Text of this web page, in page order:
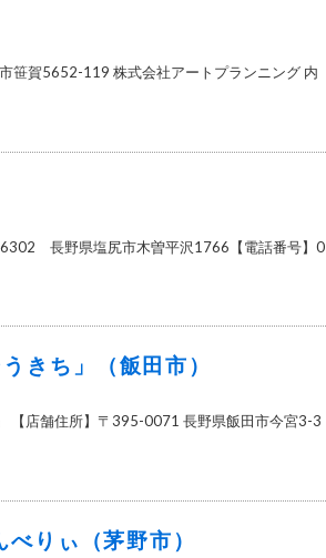
笹賀5652-119 株式会社アートプランニング 内
長野県塩尻市木曽平沢1766【電話番号】0
きち」（飯田市）
【店舗住所】〒395-0071 長野県飯田市今宮3-3
りぃ（茅野市）